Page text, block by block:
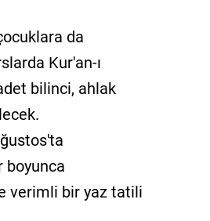
da
Kur'an-ı
bilinci, ahlak
boyunca
verimli bir yaz tatili